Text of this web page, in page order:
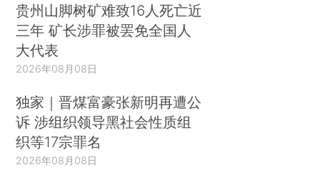
贵州山脚树矿难致16人死亡近
三年 矿长涉罪被罢免全国人
大代表
2026年08月08日
独家｜晋煤富豪张新明再遭公
诉 涉组织领导黑社会性质组
织等17宗罪名
2026年08月08日